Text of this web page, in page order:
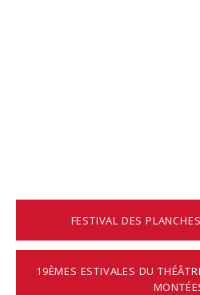
FESTIVAL DES
19ÈMES ESTIVALES DU